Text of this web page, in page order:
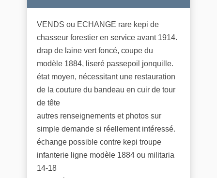
VENDS ou ECHANGE rare kepi de
chasseur forestier en service avant 1914.
drap de laine vert foncé, coupe du
modèle 1884, liseré passepoil jonquille.
état moyen, nécessitant une restauration
de la couture du bandeau en cuir de tour
de tête
autres renseignements et photos sur
simple demande si réellement intéressé.
échange possible contre kepi troupe
infanterie ligne modèle 1884 ou militaria
14-18